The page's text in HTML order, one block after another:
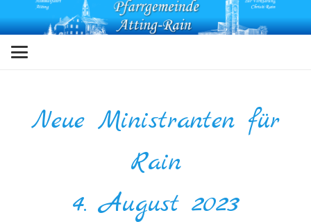
Neue Ministranten für
Rain
4. August 2023